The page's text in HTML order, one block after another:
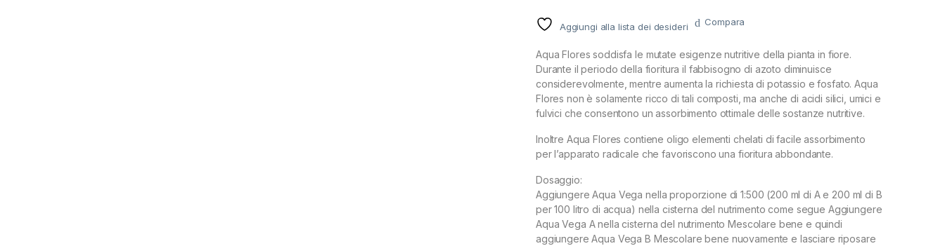
Aggiungi alla lista dei desideri Compara
Aqua Flores soddisfa le mutate esigenze nutritive della pianta in fiore.
Durante il periodo della fioritura il fabbisogno di azoto diminuisce
considerevolmente, mentre aumenta la richiesta di potassio e fosfato. Aqua
Flores non è solamente ricco di tali composti, ma anche di acidi silici, umici e
fulvici che consentono un assorbimento ottimale delle sostanze nutritive.
Inoltre Aqua Flores contiene oligo elementi chelati di facile assorbimento
per l’apparato radicale che favoriscono una fioritura abbondante.
Dosaggio:
Aggiungere Aqua Vega nella proporzione di 1:500 (200 ml di A e 200 ml di B
per 100 litro di acqua) nella cisterna del nutrimento come segue Aggiungere
Aqua Vega A nella cisterna del nutrimento Mescolare bene e quindi
aggiungere Aqua Vega B Mescolare bene nuovamente e lasciare riposare